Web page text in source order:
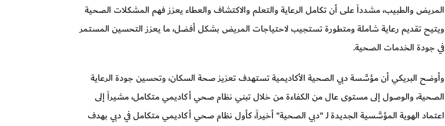
المريض والطبيب، مشدداً على أن تكامل الرعاية والتعلم والاكتشاف والعطاء يعزز فهم المشكلات الصحية
ويتيح تقديم رعاية شاملة ومتطورة تستجيب لاحتياجات المريض بشكل أفضل، ما يعزز التحسين المستمر
في جودة الخدمات الصحية.
وأوضح البريكي أن مؤسَّسة دبي الصحية الأكاديمية تستهدف تعزيز صحة السكان، وتحسين جودة الرعاية
الصحية، والوصول إلى مستوى عال من الكفاءة من خلال تبني نظام صحي أكاديمي متكامل، مشيراً إلى
اعتماد الهوية المؤسَّسية الجديدة لـ "دبي الصحية" أخيراً، كأول نظام صحي أكاديمي متكامل في دبي بهدف